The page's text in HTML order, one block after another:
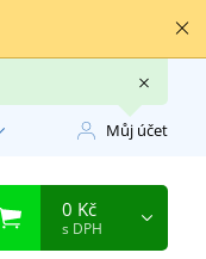
Můj účet
0 Kč
s DPH